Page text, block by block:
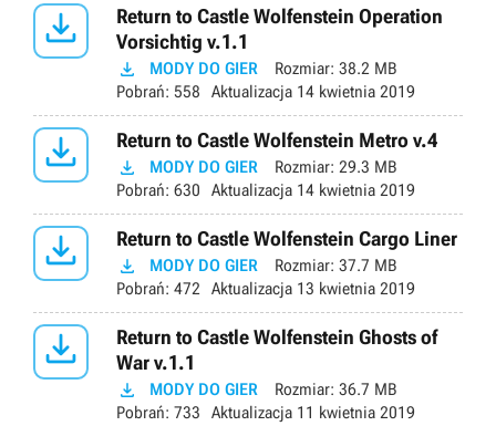

Return to Castle Wolfenstein Operation
Vorsichtig v.1.1
 MODY DO GIER Rozmiar: 38.2 MB
Pobrań: 558 Aktualizacja 14 kwietnia 2019
 Return to Castle Wolfenstein Metro v.4
 MODY DO GIER Rozmiar: 29.3 MB
Pobrań: 630 Aktualizacja 14 kwietnia 2019
 Return to Castle Wolfenstein Cargo Liner
 MODY DO GIER Rozmiar: 37.7 MB
Pobrań: 472 Aktualizacja 13 kwietnia 2019

Return to Castle Wolfenstein Ghosts of
War v.1.1
 MODY DO GIER Rozmiar: 36.7 MB
Pobrań: 733 Aktualizacja 11 kwietnia 2019